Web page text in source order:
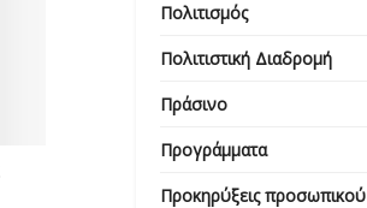
Πολιτισμός
Πολιτιστική Διαδρομή
Πράσινο
Προγράμματα
Προκηρύξεις προσωπικού